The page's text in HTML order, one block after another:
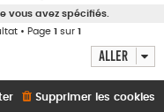
vous avez spécifiés.
• Page 1sur 1
Aller
Supprimer les cookies